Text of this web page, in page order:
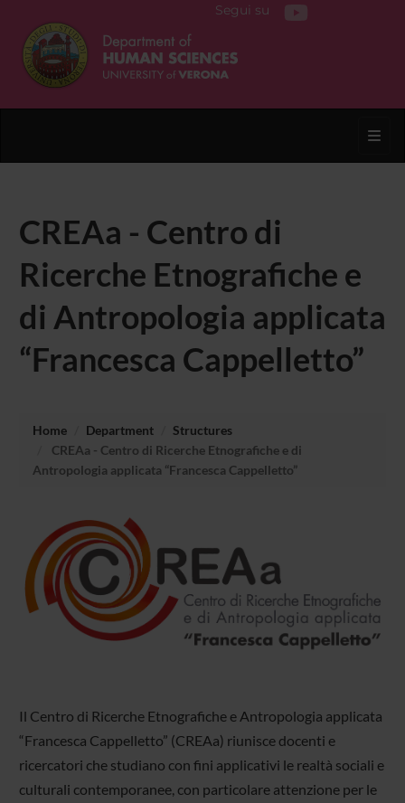
Segui su
CREAa - Centro di
Ricerche Etnografiche e
di Antropologia applicata
“Francesca Cappelletto”
Home Department
Structures
CREAa - Centro di Ricerche Etnografiche e di
Antropologia applicata “Francesca Cappelletto”
Il Centro di Ricerche Etnografiche e Antropologia applicata
“Francesca Cappelletto” (CREAa) riunisce docenti e
ricercatori che studiano con fini applicativi le realtà sociali e
culturali contemporanee, con particolare attenzione per le